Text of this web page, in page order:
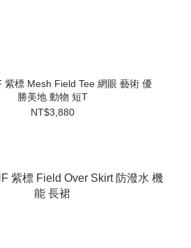
標 Mesh Field Tee 網眼 藝術 優
勝美地 動物 短T
NT$3,880